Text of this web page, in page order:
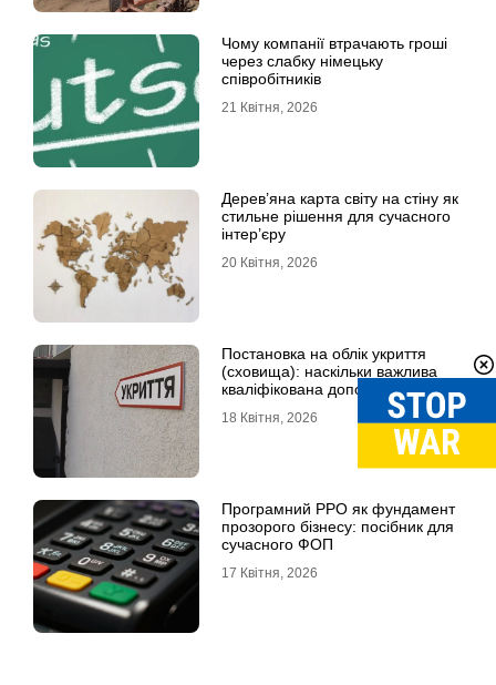
Чому компанії втрачають гроші
через слабку німецьку
співробітників
21 Квітня, 2026
Дерев’яна карта світу на стіну як
стильне рішення для сучасного
інтер’єру
20 Квітня, 2026
Постановка на облік укриття
(сховища): наскільки важлива
кваліфікована допомога
18 Квітня, 2026
Програмний РРО як фундамент
прозорого бізнесу: посібник для
сучасного ФОП
17 Квітня, 2026